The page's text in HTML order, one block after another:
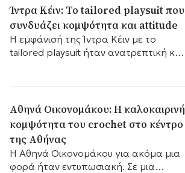
Ίντρα Κέιν: Το tailored playsuit που
συνδυάζει κομψότητα και attitude
Η εμφάνισή της Ίντρα Κέιν με το
tailored playsuit ήταν ανατρεπτική και
Αθηνά Οικονομάκου: Η καλοκαιρινή
κομψότητα του crochet στο κέντρο
της Αθήνας
Η Αθηνά Οικονομάκου για ακόμα μια
φορά ήταν εντυπωσιακή. Σε μια